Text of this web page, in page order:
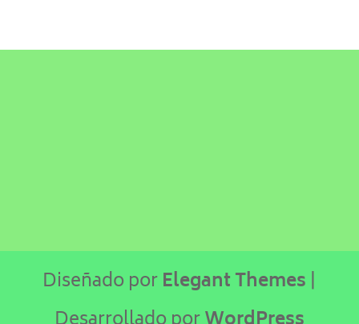
Diseñado porElegant Themes |